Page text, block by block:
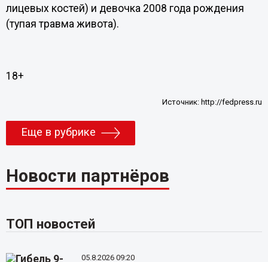
лицевых костей) и девочка 2008 года рождения
(тупая травма живота).
18+
Источник: http://fedpress.ru
Еще в рубрике
Новости партнёров
ТОП новостей
05.8.2026 09:20